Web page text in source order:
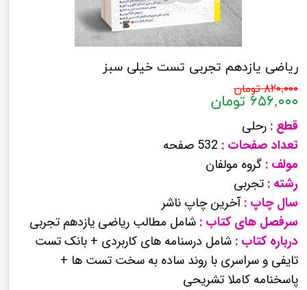
ریاضی یازدهم تجربی تست خیلی سبز
۸۲۰,۰۰۰ تومان
۶۵۶,۰۰۰ تومان
قطع : رحلی
تعداد صفحات : 532 صفحه
مولف : گروه مولفان
رشته : تجربی
سال چاپ :آخرین چاپ ناشر
سرفصل های کتاب : شامل مطالب ریاضی یازدهم تجربی
درباره کتاب : شامل درسنامه های کاربردی + بانک تست
تایفی و سراسری با روند ساده به سخت تست ها +
پاسخنامه کاملا تشریحی